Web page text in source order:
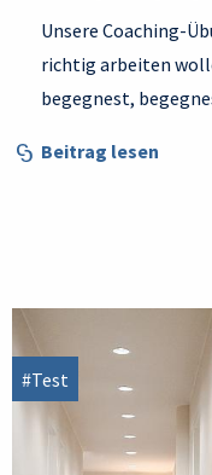
Unsere Coaching-
richtig arbeiten
begegnest,
Beitrag lesen
#Test